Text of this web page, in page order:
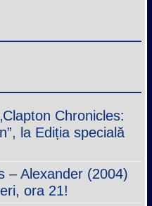
Chronicles:
la Ediția specială
– Alexander (2004)
ora 21!